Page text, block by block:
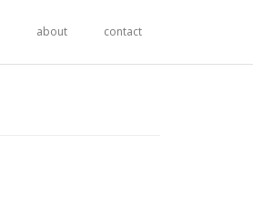
about contact